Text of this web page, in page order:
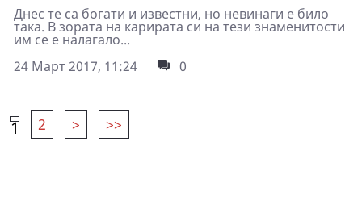
Днес те са богати и известни, но невинаги е било
така. В зората на карирата си на тези знаменитости
им се е налагало...
24 Март 2017, 11:24
0
1 2 > >>